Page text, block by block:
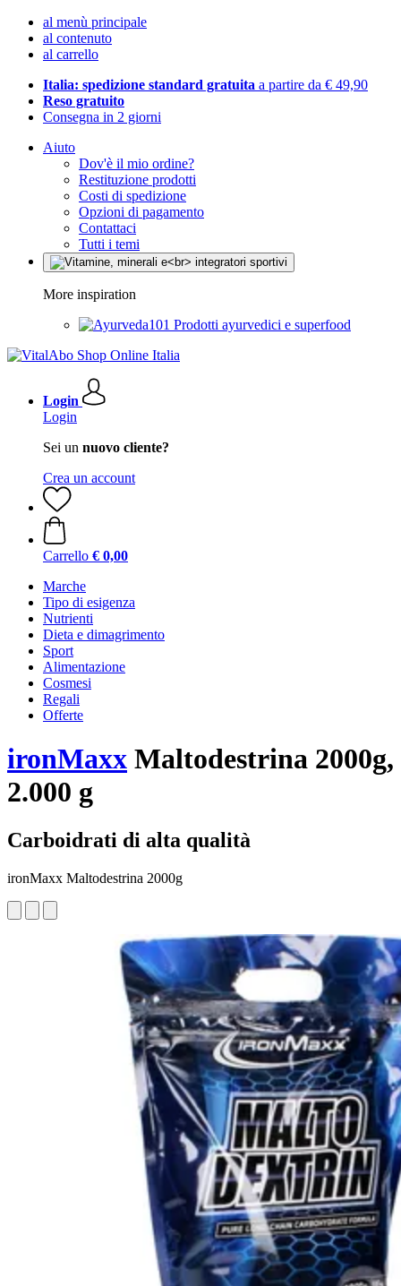
al menù principale
al contenuto
al carrello
Italia: spedizione standard gratuita a partire da € 49,90
Reso gratuito
Consegna in 2 giorni
Aiuto
Dov'è il mio ordine?
Restituzione prodotti
Costi di spedizione
Opzioni di pagamento
Contattaci
Tutti i temi
More inspiration
Prodotti ayurvedici e superfood
Login
Login
Sei un nuovo cliente?
Crea un account
Carrello € 0,00
Marche
Tipo di esigenza
Nutrienti
Dieta e dimagrimento
Sport
Alimentazione
Cosmesi
Regali
Offerte
ironMaxx Maltodestrina 2000g,
2.000 g
Carboidrati di alta qualità
ironMaxx Maltodestrina 2000g